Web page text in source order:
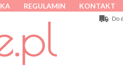
REGULAMIN KONTAKT
Do